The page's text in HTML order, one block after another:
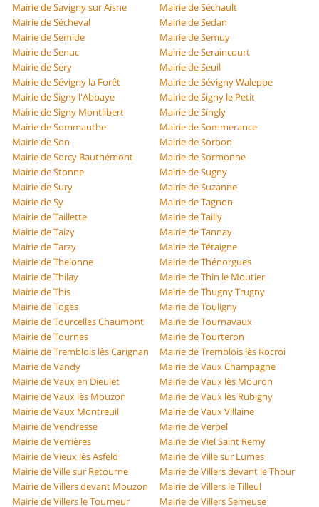
Mairie de Savigny sur Aisne
Mairie de Séchault
Mairie de Sécheval
Mairie de Sedan
Mairie de Semide
Mairie de Semuy
Mairie de Senuc
Mairie de Seraincourt
Mairie de Sery
Mairie de Seuil
Mairie de Sévigny la Forêt
Mairie de Sévigny Waleppe
Mairie de Signy l'Abbaye
Mairie de Signy le Petit
Mairie de Signy Montlibert
Mairie de Singly
Mairie de Sommauthe
Mairie de Sommerance
Mairie de Son
Mairie de Sorbon
Mairie de Sorcy Bauthémont
Mairie de Sormonne
Mairie de Stonne
Mairie de Sugny
Mairie de Sury
Mairie de Suzanne
Mairie de Sy
Mairie de Tagnon
Mairie de Taillette
Mairie de Tailly
Mairie de Taizy
Mairie de Tannay
Mairie de Tarzy
Mairie de Tétaigne
Mairie de Thelonne
Mairie de Thénorgues
Mairie de Thilay
Mairie de Thin le Moutier
Mairie de This
Mairie de Thugny Trugny
Mairie de Toges
Mairie de Touligny
Mairie de Tourcelles Chaumont
Mairie de Tournavaux
Mairie de Tournes
Mairie de Tourteron
Mairie de Tremblois lès Carignan
Mairie de Tremblois lès Rocroi
Mairie de Vandy
Mairie de Vaux Champagne
Mairie de Vaux en Dieulet
Mairie de Vaux lès Mouron
Mairie de Vaux lès Mouzon
Mairie de Vaux lès Rubigny
Mairie de Vaux Montreuil
Mairie de Vaux Villaine
Mairie de Vendresse
Mairie de Verpel
Mairie de Verrières
Mairie de Viel Saint Remy
Mairie de Vieux lès Asfeld
Mairie de Ville sur Lumes
Mairie de Ville sur Retourne
Mairie de Villers devant le Thour
Mairie de Villers devant Mouzon
Mairie de Villers le Tilleul
Mairie de Villers le Tourneur
Mairie de Villers Semeuse